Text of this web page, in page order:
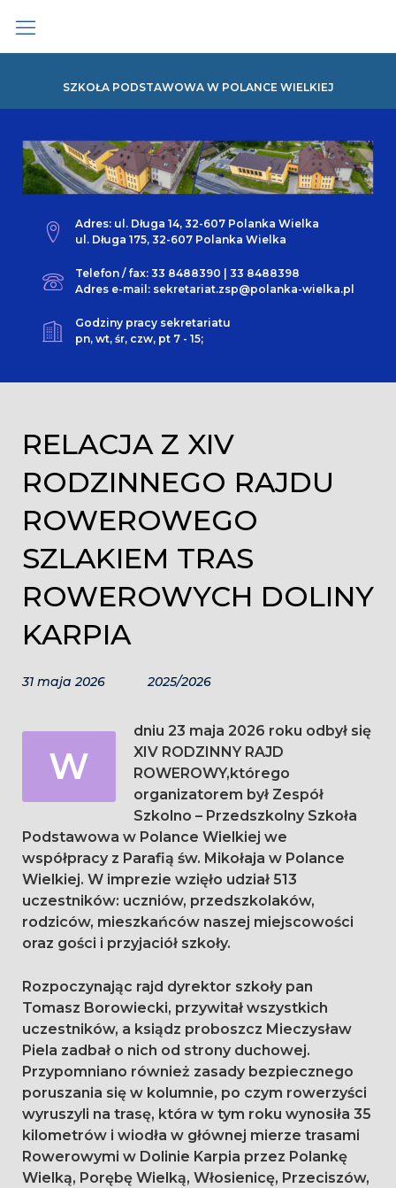
content
SZKOŁA PODSTAWOWA W POLANCE WIELKIEJ
Adres: ul. Długa 14, 32-607 Polanka Wielka
ul. Długa 175, 32-607 Polanka Wielka
Telefon / fax: 33 8488390 | 33 8488398
Adres e-mail: sekretariat.zsp@polanka-wielka.pl
Godziny pracy sekretariatu
pn, wt, śr, czw, pt 7 - 15;
RELACJA Z XIV
RODZINNEGO RAJDU
ROWEROWEGO
SZLAKIEM TRAS
ROWEROWYCH DOLINY
KARPIA
31 maja 2026 2025/2026
W
dniu 23 maja 2026 roku odbył się
XIV RODZINNY RAJD
ROWEROWY,którego
organizatorem był Zespół
Szkolno – Przedszkolny Szkoła
Podstawowa w Polance Wielkiej we
współpracy z Parafią św. Mikołaja w Polance
Wielkiej. W imprezie wzięło udział 513
uczestników: uczniów, przedszkolaków,
rodziców, mieszkańców naszej miejscowości
oraz gości i przyjaciół szkoły.
Rozpoczynając rajd dyrektor szkoły pan
Tomasz Borowiecki, przywitał wszystkich
uczestników, a ksiądz proboszcz Mieczysław
Piela zadbał o nich od strony duchowej.
Przypomniano również zasady bezpiecznego
poruszania się w kolumnie, po czym rowerzyści
wyruszyli na trasę, która w tym roku wynosiła 35
kilometrów i wiodła w głównej mierze trasami
Rowerowymi w Dolinie Karpia przez Polankę
Wielką, Porębę Wielką, Włosienicę, Przeciszów,